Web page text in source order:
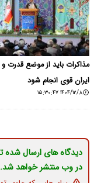
مذاکرات باید از موضع قدرت و
ایران قوی انجام شود
۱۴۰۴/۱۲/۸ ۱۵:۳۰:۴۷
دیدگاه های ارسال شده
در وب منتشر خواهد شد.